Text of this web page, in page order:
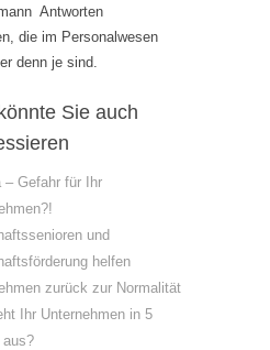
Antworten
die im Personalwesen
denn je sind.
Sie auch
– Gefahr für Ihr
und
helfen
zurück zur Normalität
Ihr Unternehmen in 5
aus?